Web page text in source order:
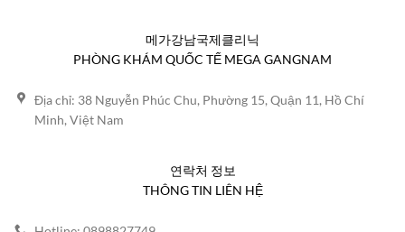
메가강남국제클리닉
PHÒNG KHÁM QUỐC TẾ MEGA GANGNAM
Địa chỉ: 38 Nguyễn Phúc Chu, Phường 15, Quận 11, Hồ Chí
Minh, Việt Nam
연락처 정보
THÔNG TIN LIÊN HỆ